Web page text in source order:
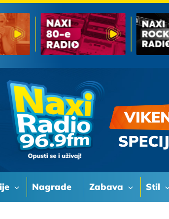
Nagrade Zabava Stil